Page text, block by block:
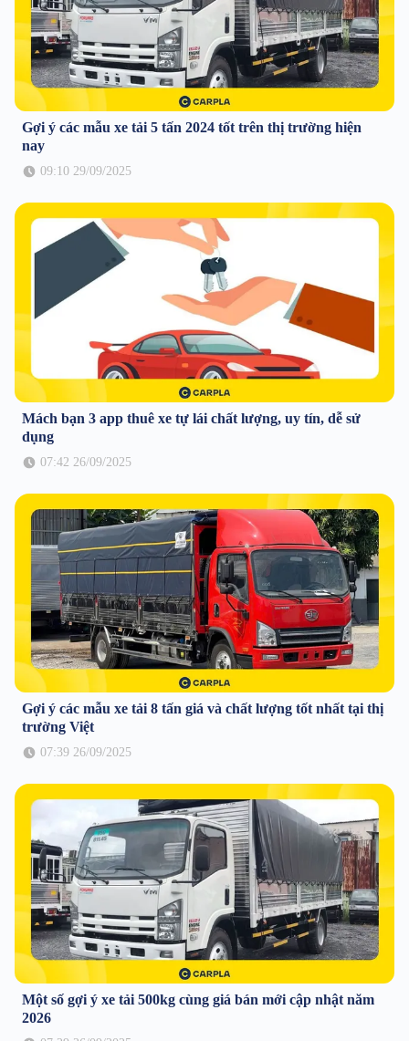
Gợi ý các mẫu xe tải 5 tấn 2024 tốt trên thị trường hiện
nay
09:10 29/09/2025
Mách bạn 3 app thuê xe tự lái chất lượng, uy tín, dễ sử
dụng
07:42 26/09/2025
Gợi ý các mẫu xe tải 8 tấn giá và chất lượng tốt nhất tại thị
trường Việt
07:39 26/09/2025
Một số gợi ý xe tải 500kg cùng giá bán mới cập nhật năm
2026